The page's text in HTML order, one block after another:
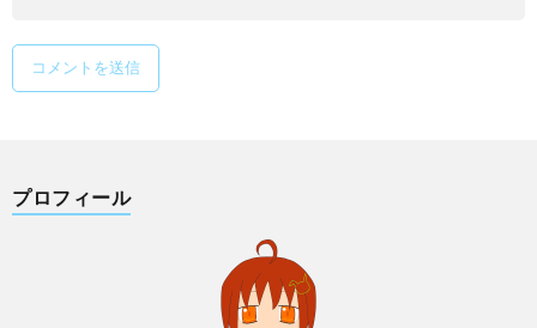
プロフィール